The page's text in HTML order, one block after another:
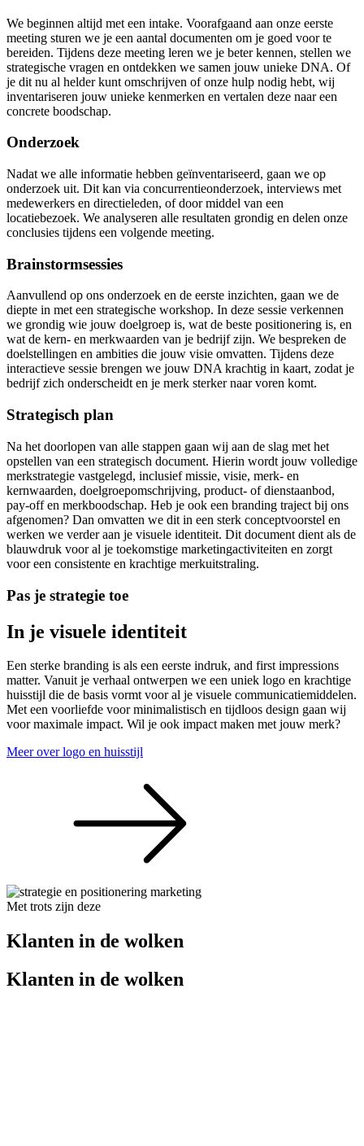
We beginnen altijd met een intake. Voorafgaand aan onze eerste
meeting sturen we je een aantal documenten om je goed voor te
bereiden. Tijdens deze meeting leren we je beter kennen, stellen we
strategische vragen en ontdekken we samen jouw unieke DNA. Of
je dit nu al helder kunt omschrijven of onze hulp nodig hebt, wij
inventariseren jouw unieke kenmerken en vertalen deze naar een
concrete boodschap.
Onderzoek
Nadat we alle informatie hebben geïnventariseerd, gaan we op
onderzoek uit. Dit kan via concurrentieonderzoek, interviews met
medewerkers en directieleden, of door middel van een
locatiebezoek. We analyseren alle resultaten grondig en delen onze
conclusies tijdens een volgende meeting.
Brainstormsessies
Aanvullend op ons onderzoek en de eerste inzichten, gaan we de
diepte in met een strategische workshop. In deze sessie verkennen
we grondig wie jouw doelgroep is, wat de beste positionering is, en
wat de kern- en merkwaarden van je bedrijf zijn. We bespreken de
doelstellingen en ambities die jouw visie omvatten. Tijdens deze
interactieve sessie brengen we jouw DNA krachtig in kaart, zodat je
bedrijf zich onderscheidt en je merk sterker naar voren komt.
Strategisch plan
Na het doorlopen van alle stappen gaan wij aan de slag met het
opstellen van een strategisch document. Hierin wordt jouw volledige
merkstrategie vastgelegd, inclusief missie, visie, merk- en
kernwaarden, doelgroepomschrijving, product- of dienstaanbod,
pay-off en merkboodschap. Heb je ook een branding traject bij ons
afgenomen? Dan omvatten we dit in een sterk conceptvoorstel en
werken we verder aan je visuele identiteit. Dit document dient als de
blauwdruk voor al je toekomstige marketingactiviteiten en zorgt
voor een consistente en krachtige merkuitstraling.
Pas je strategie toe
In je visuele identiteit
Een sterke branding is als een eerste indruk, and first impressions
matter. Vanuit je verhaal ontwerpen we een uniek logo en krachtige
huisstijl die de basis vormt voor al je visuele communicatiemiddelen.
Met een voorliefde voor minimalistisch en tijdloos design gaan wij
voor maximale impact. Wil je ook impact maken met jouw merk?
Meer over logo en huisstijl
Met trots zijn deze
Klanten in de wolken
Klanten in de wolken